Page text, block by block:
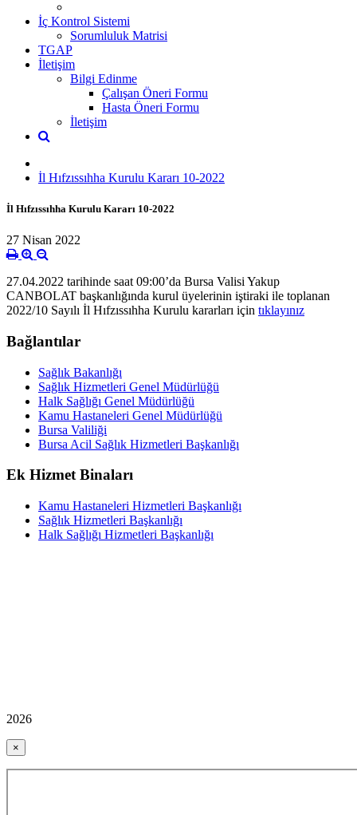
İç Kontrol Sistemi
Sorumluluk Matrisi
TGAP
İletişim
Bilgi Edinme
Çalışan Öneri Formu
Hasta Öneri Formu
İletişim
İl Hıfzıssıhha Kurulu Kararı 10-2022
İl Hıfzıssıhha Kurulu Kararı 10-2022
27 Nisan 2022
27.04.2022 tarihinde saat 09:00’da Bursa Valisi Yakup
CANBOLAT başkanlığında kurul üyelerinin iştiraki ile toplanan
2022/10 Sayılı İl Hıfzıssıhha Kurulu kararları için tıklayınız
Bağlantılar
Sağlık Bakanlığı
Sağlık Hizmetleri Genel Müdürlüğü
Halk Sağlığı Genel Müdürlüğü
Kamu Hastaneleri Genel Müdürlüğü
Bursa Valiliği
Bursa Acil Sağlık Hizmetleri Başkanlığı
Ek Hizmet Binaları
Kamu Hastaneleri Hizmetleri Başkanlığı
Sağlık Hizmetleri Başkanlığı
Halk Sağlığı Hizmetleri Başkanlığı
2026
×